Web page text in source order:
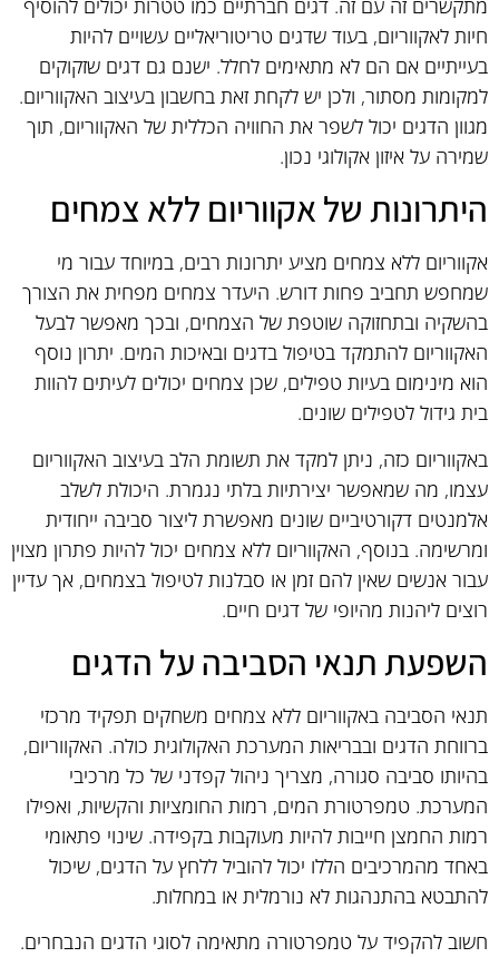
חיות לאקווריום, בעוד שדגים טריטוריאליים עשויים להיות
בעייתיים אם הם לא מתאימים לחלל. ישנם גם דגים שזקוקים
למקומות מסתור, ולכן יש לקחת זאת בחשבון בעיצוב האקווריום.
מגוון הדגים יכול לשפר את החוויה הכללית של האקווריום, תוך
שמירה על איזון אקולוגי נכון.
היתרונות של אקווריום ללא צמחים
אקווריום ללא צמחים מציע יתרונות רבים, במיוחד עבור מי
שמחפש תחביב פחות דורש. היעדר צמחים מפחית את הצורך
בהשקיה ובתחזוקה שוטפת של הצמחים, ובכך מאפשר לבעל
האקווריום להתמקד בטיפול בדגים ובאיכות המים. יתרון נוסף
הוא מינימום בעיות טפילים, שכן צמחים יכולים לעיתים להוות
בית גידול לטפילים שונים.
באקווריום כזה, ניתן למקד את תשומת הלב בעיצוב האקווריום
עצמו, מה שמאפשר יצירתיות בלתי נגמרת. היכולת לשלב
אלמנטים דקורטיביים שונים מאפשרת ליצור סביבה ייחודית
ומרשימה. בנוסף, האקווריום ללא צמחים יכול להיות פתרון מצוין
עבור אנשים שאין להם זמן או סבלנות לטיפול בצמחים, אך עדיין
רוצים ליהנות מהיופי של דגים חיים.
השפעת תנאי הסביבה על הדגים
תנאי הסביבה באקווריום ללא צמחים משחקים תפקיד מרכזי
ברווחת הדגים ובבריאות המערכת האקולוגית כולה. האקווריום,
בהיותו סביבה סגורה, מצריך ניהול קפדני של כל מרכיבי
המערכת. טמפרטורת המים, רמות החומציות והקשיות, ואפילו
רמות החמצן חייבות להיות מעוקבות בקפידה. שינוי פתאומי
באחד מהמרכיבים הללו יכול להוביל ללחץ על הדגים, שיכול
להתבטא בהתנהגות לא נורמלית או במחלות.
חשוב להקפיד על טמפרטורה מתאימה לסוגי הדגים הנבחרים.